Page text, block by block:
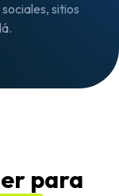
sitios
para